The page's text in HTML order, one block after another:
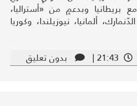
بريطانيا وبدعمٍ من «أستراليا،
ألمانيا، نيوزيلندا، وكوريا
21:43 | بدون تعليق